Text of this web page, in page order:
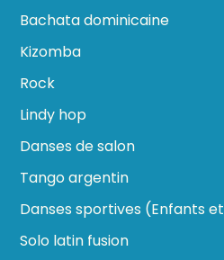
Bachata dominicaine
Kizomba
Rock
Lindy hop
Danses de salon
Tango argentin
Danses sportives (Enfants
Solo latin fusion